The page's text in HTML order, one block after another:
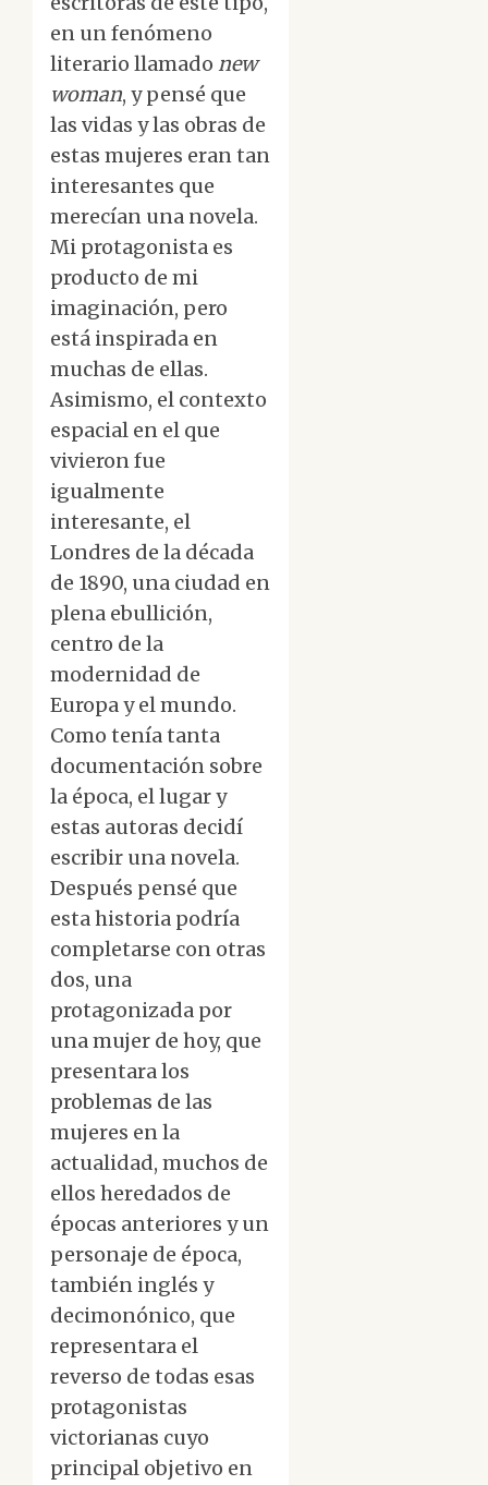
en un fenómeno
literario llamado new
woman, y pensé que
las vidas y las obras de
estas mujeres eran tan
interesantes que
merecían una novela.
Mi protagonista es
producto de mi
imaginación, pero
está inspirada en
muchas de ellas.
Asimismo, el contexto
espacial en el que
vivieron fue
igualmente
interesante, el
Londres de la década
de 1890, una ciudad en
plena ebullición,
centro de la
modernidad de
Europa y el mundo.
Como tenía tanta
documentación sobre
la época, el lugar y
estas autoras decidí
escribir una novela.
Después pensé que
esta historia podría
completarse con otras
dos, una
protagonizada por
una mujer de hoy, que
presentara los
problemas de las
mujeres en la
actualidad, muchos de
ellos heredados de
épocas anteriores y un
personaje de época,
también inglés y
decimonónico, que
representara el
reverso de todas esas
protagonistas
victorianas cuyo
principal objetivo en